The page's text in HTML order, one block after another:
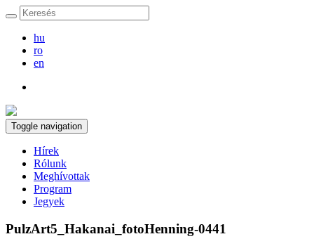
hu
ro
en
Toggle navigation
Hírek
Rólunk
Meghívottak
Program
Jegyek
PulzArt5_Hakanai_fotoHenning-0441